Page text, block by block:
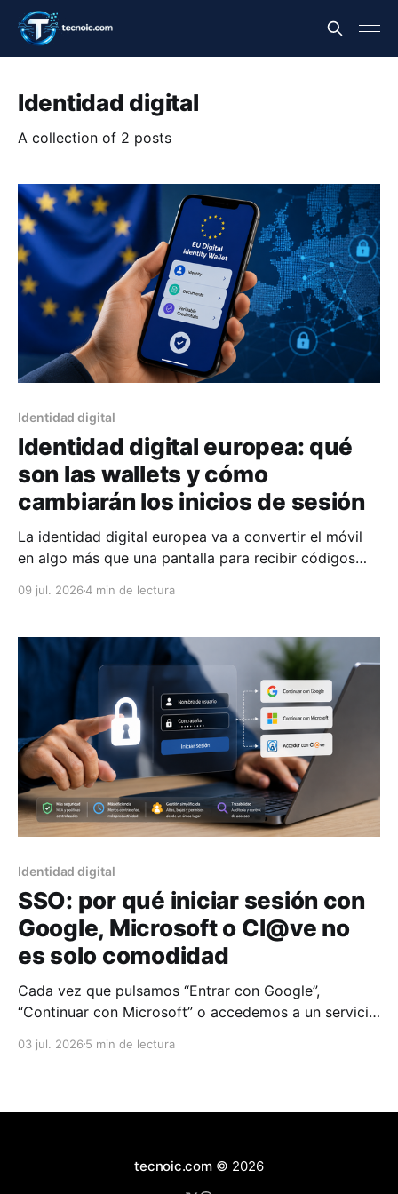
Identidad digital
A collection of 2 posts
Identidad digital
Identidad digital europea: qué
son las wallets y cómo
cambiarán los inicios de sesión
La identidad digital europea va a convertir el móvil
en algo más que una pantalla para recibir códigos
podamos identificarnos, acreditar atributos y firmar
reconocida en toda la Unión Europea. No hablamos
09 jul. 20264 min de lectura
Identidad digital
SSO: por qué iniciar sesión con
Google, Microsoft o Cl@ve no
es solo comodidad
Cada vez que pulsamos “Entrar con Google”,
“Continuar con Microsoft” o accedemos a un servicio
importante que un simple atajo. Detrás hay una pieza
autenticarse
03 jul. 2026 5 min de lectura
tecnoic.com© 2026